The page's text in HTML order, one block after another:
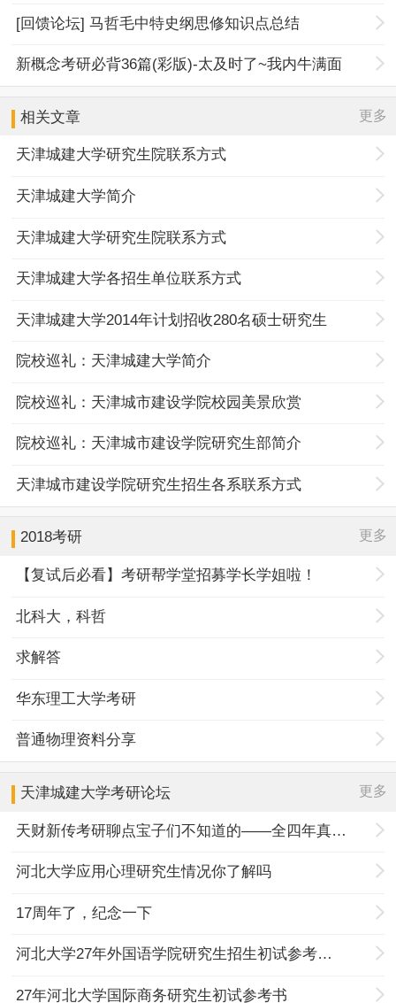
[回馈论坛] 马哲毛中特史纲思修知识点总结
新概念考研必背36篇(彩版)-太及时了~我内牛满面
相关文章 更多
天津城建大学研究生院联系方式
天津城建大学简介
天津城建大学研究生院联系方式
天津城建大学各招生单位联系方式
天津城建大学2014年计划招收280名硕士研究生
院校巡礼：天津城建大学简介
院校巡礼：天津城市建设学院校园美景欣赏
院校巡礼：天津城市建设学院研究生部简介
天津城市建设学院研究生招生各系联系方式
2018考研 更多
【复试后必看】考研帮学堂招募学长学姐啦！
北科大，科哲
求解答
华东理工大学考研
普通物理资料分享
天津城建大学考研论坛 更多
天财新传考研聊点宝子们不知道的——全四年真题规律+择校优势
河北大学应用心理研究生情况你了解吗
17周年了，纪念一下
河北大学27年外国语学院研究生招生初试参考书目调整
27年河北大学国际商务研究生初试参考书